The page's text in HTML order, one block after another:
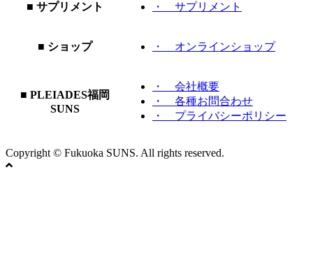
■ サプリメント ・ サプリメント
■ ショップ ・ オンラインショップ
■ PLEIADES福岡
SUNS
・ 会社概要
・ 各種お問合わせ
・ プライバシーポリシー
Copyright © Fukuoka SUNS. All rights reserved.